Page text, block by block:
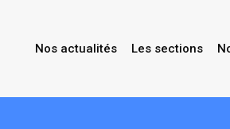
Nos actualités Les sections